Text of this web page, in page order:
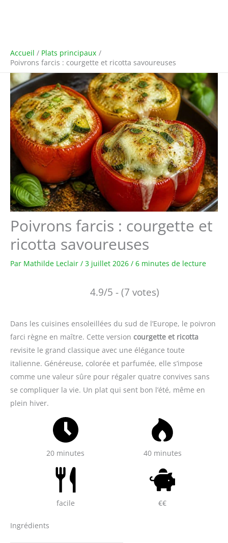
Accueil
Plats principaux
Poivrons farcis : courgette et ricotta savoureuses
Poivrons farcis : courgette et
ricotta savoureuses
Par Mathilde Leclair / 3 juillet 2026 / 6 minutes de lecture
4.9/5 - (7 votes)
Dans les cuisines ensoleillées du sud de l’Europe, le poivron
farci règne en maître. Cette version courgette et ricotta
revisite le grand classique avec une élégance toute
italienne. Généreuse, colorée et parfumée, elle s’impose
comme une valeur sûre pour régaler quatre convives sans
se compliquer la vie. Un plat qui sent bon l’été, même en
plein hiver.
20 minutes 40 minutes
facile €€
Ingrédients